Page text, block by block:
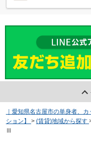
｜愛知県名古屋市の単身者、
ション】
> (賃貸)地域から探す
Ⅲ